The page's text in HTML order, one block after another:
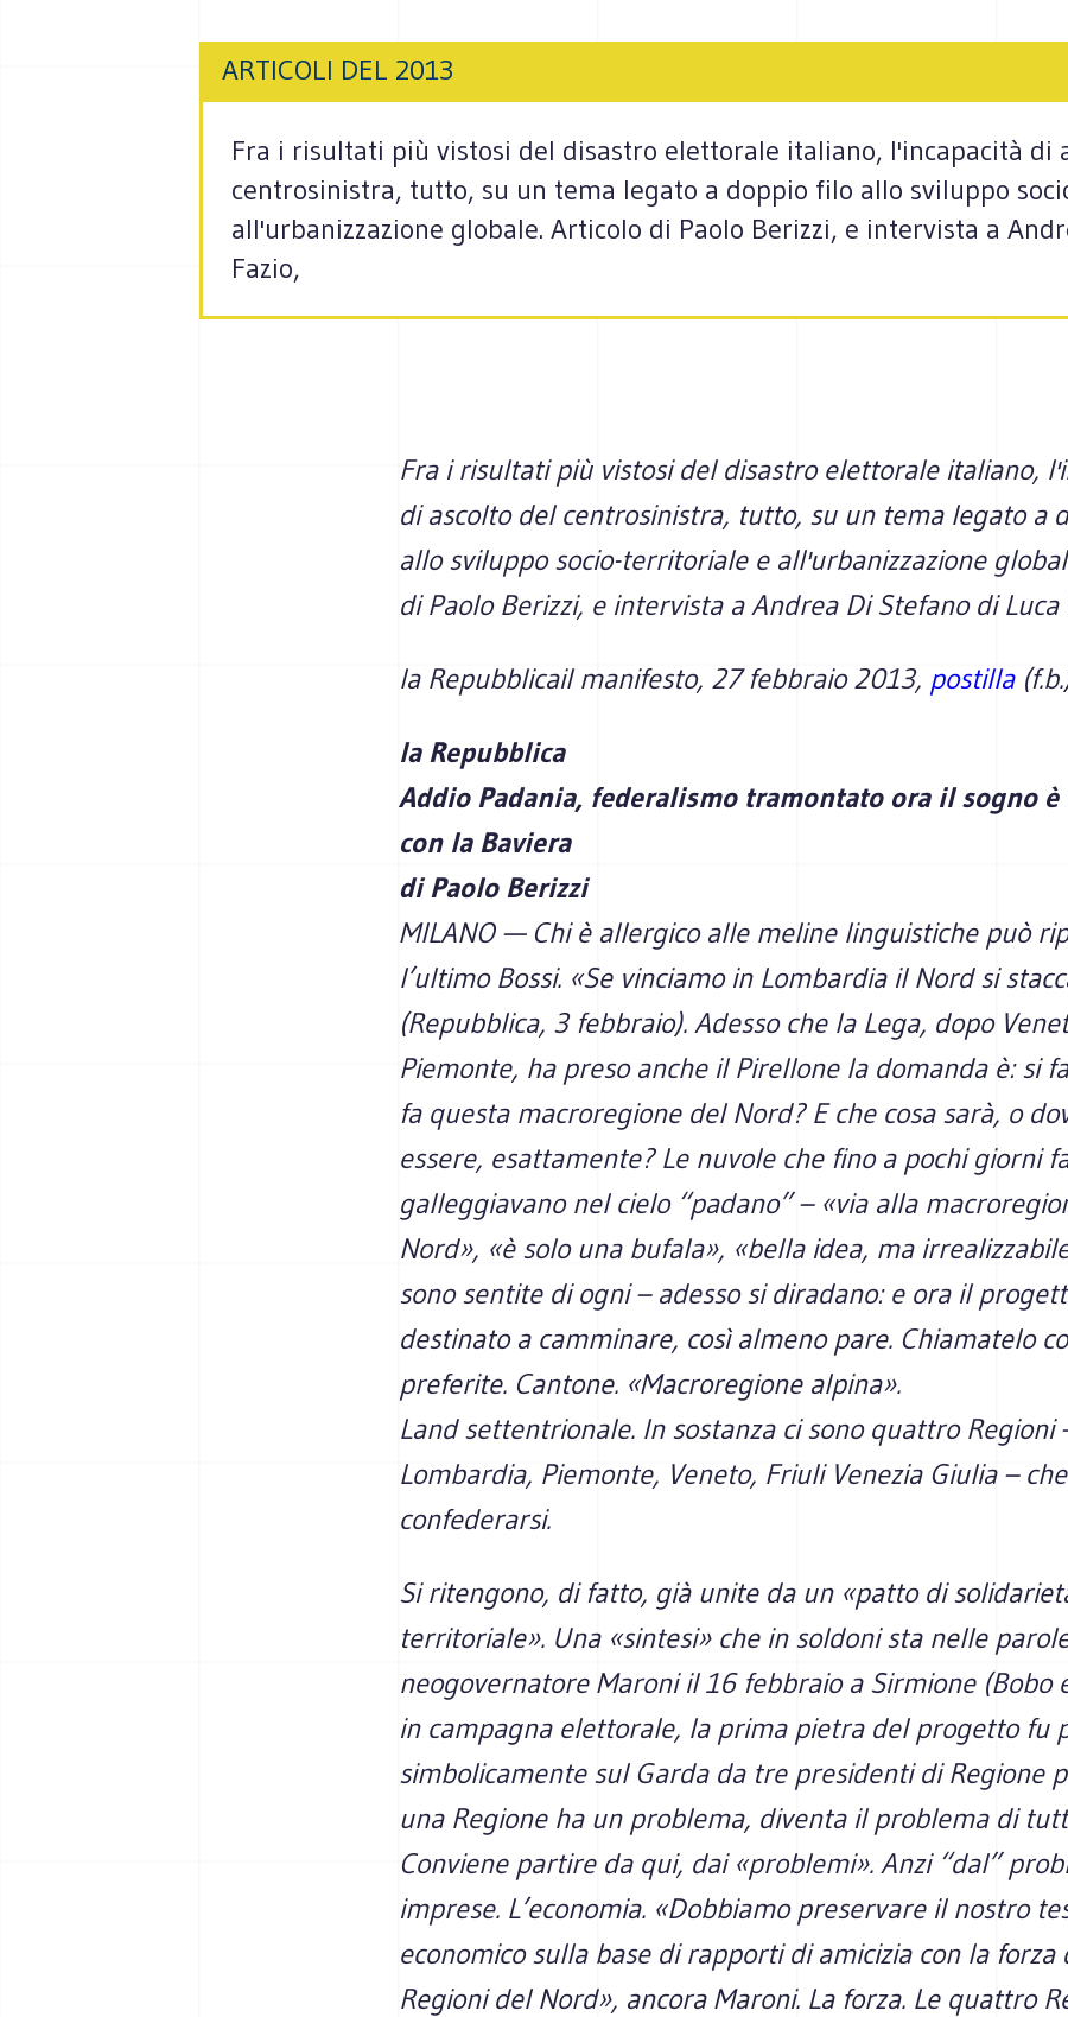
ARTICOLI DEL 2013
Fra i risultati più vistosi del disastro elettorale italiano, l'incapacità di
centrosinistra, tutto, su un tema legato a doppio filo allo sviluppo
all'urbanizzazione globale. Articolo di Paolo Berizzi, e intervista a
Fazio,
Fra i risultati più vistosi del disastro elettorale italiano,
di ascolto del centrosinistra, tutto, su un tema legato a
allo sviluppo socio-territoriale e all'urbanizzazione
di Paolo Berizzi, e intervista a Andrea Di Stefano di Luca
la Repubblicail manifesto, 27 febbraio 2013, postilla
la Repubblica
Addio Padania, federalismo tramontato ora il sogno
con la Baviera
di Paolo Berizzi
MILANO — Chi è allergico alle meline linguistiche può
l’ultimo Bossi. «Se vinciamo in Lombardia il Nord si
(Repubblica, 3 febbraio). Adesso che la Lega, dopo
Piemonte, ha preso anche il Pirellone la domanda è: si
fa questa macroregione del Nord? E che cosa sarà, o
essere, esattamente? Le nuvole che fino a pochi giorni
galleggiavano nel cielo “padano” – «via alla
Nord», «è solo una bufala», «bella idea, ma
sono sentite di ogni – adesso si diradano: e ora il
destinato a camminare, così almeno pare. Chiamatelo
preferite. Cantone. «Macroregione alpina».
Land settentrionale. In sostanza ci sono quattro Regioni
Lombardia, Piemonte, Veneto, Friuli Venezia Giulia –
confederarsi.
Si ritengono, di fatto, già unite da un «patto di
territoriale». Una «sintesi» che in soldoni sta nelle
neogovernatore Maroni il 16 febbraio a Sirmione (Bobo
in campagna elettorale, la prima pietra del progetto fu
simbolicamente sul Garda da tre presidenti di Regione
una Regione ha un problema, diventa il problema di
Conviene partire da qui, dai «problemi». Anzi “dal”
imprese. L’economia. «Dobbiamo preservare il nostro
economico sulla base di rapporti di amicizia con la forza
Regioni del Nord», ancora Maroni. La forza. Le quattro